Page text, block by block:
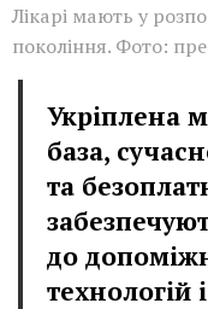
Лікарі мають у
покоління. Фото:
Укріплена
база,
та
до
технологій